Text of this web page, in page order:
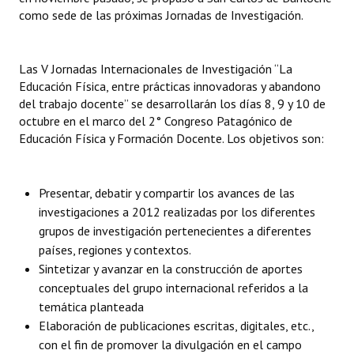
como sede de las próximas Jornadas de Investigación.
Las V Jornadas Internacionales de Investigación “La
Educación Física, entre prácticas innovadoras y abandono
del trabajo docente” se desarrollarán los días 8, 9 y 10 de
octubre en el marco del 2° Congreso Patagónico de
Educación Física y Formación Docente. Los objetivos son:
Presentar, debatir y compartir los avances de las
investigaciones a 2012 realizadas por los diferentes
grupos de investigación pertenecientes a diferentes
países, regiones y contextos.
Sintetizar y avanzar en la construcción de aportes
conceptuales del grupo internacional referidos a la
temática planteada
Elaboración de publicaciones escritas, digitales, etc.,
con el fin de promover la divulgación en el campo